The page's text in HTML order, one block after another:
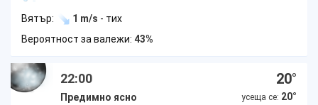
Вятър: 1 m/s - тих
Вероятност за валежи: 43%
22:00
Предимно ясно
20°
усеща се: 20°